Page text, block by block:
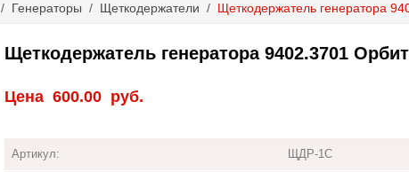
/ Генераторы / Щеткодержатели / Щеткодержатель генератора
Щеткодержатель генератора 9402.3701
Цена 600.00 руб.
Артикул: ЩДР-1С